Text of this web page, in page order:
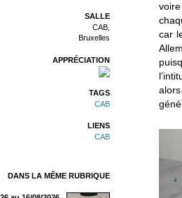
SALLE
CAB,
Bruxelles
APPRÉCIATION
TAGS
CAB
LIENS
CAB
DANS LA MÊME RUBRIQUE
car